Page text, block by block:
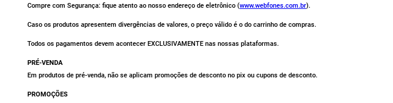
Compre com Segurança: fique atento ao nosso endereço de eletrônico (www.webfones.com.br).
Caso os produtos apresentem divergências de valores, o preço válido é o do carrinho de compras.
Todos os pagamentos devem acontecer EXCLUSIVAMENTE nas nossas plataformas.
PRÉ-VENDA
Em produtos de pré-venda, não se aplicam promoções de desconto no pix ou cupons de desconto.
PROMOÇÕES